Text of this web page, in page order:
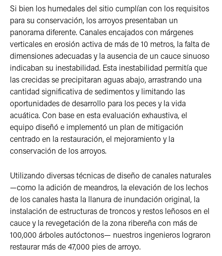
Si bien los humedales del sitio cumplían con los requisitos
para su conservación, los arroyos presentaban un
panorama diferente. Canales encajados con márgenes
verticales en erosión activa de más de 10 metros, la falta de
dimensiones adecuadas y la ausencia de un cauce sinuoso
indicaban su inestabilidad. Esta inestabilidad permitía que
las crecidas se precipitaran aguas abajo, arrastrando una
cantidad significativa de sedimentos y limitando las
oportunidades de desarrollo para los peces y la vida
acuática. Con base en esta evaluación exhaustiva, el
equipo diseñó e implementó un plan de mitigación
centrado en la restauración, el mejoramiento y la
conservación de los arroyos.
Utilizando diversas técnicas de diseño de canales naturales
—como la adición de meandros, la elevación de los lechos
de los canales hasta la llanura de inundación original, la
instalación de estructuras de troncos y restos leñosos en el
cauce y la revegetación de la zona ribereña con más de
100,000 árboles autóctonos— nuestros ingenieros lograron
restaurar más de 47,000 pies de arroyo.